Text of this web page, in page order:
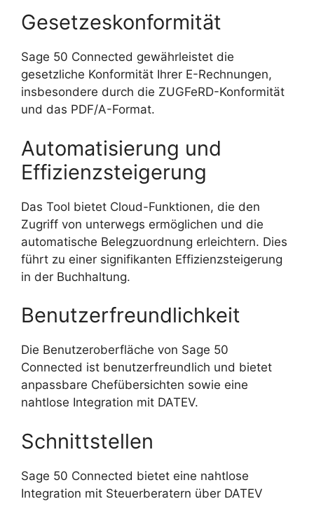
Gesetzeskonformität
Sage 50 Connected gewährleistet die
gesetzliche Konformität Ihrer E-Rechnungen,
insbesondere durch die ZUGFeRD-Konformität
und das PDF/A-Format.
Automatisierung und
Effizienzsteigerung
Das Tool bietet Cloud-Funktionen, die den
Zugriff von unterwegs ermöglichen und die
automatische Belegzuordnung erleichtern. Dies
führt zu einer signifikanten Effizienzsteigerung
in der Buchhaltung.
Benutzerfreundlichkeit
Die Benutzeroberfläche von Sage 50
Connected ist benutzerfreundlich und bietet
anpassbare Chefübersichten sowie eine
nahtlose Integration mit DATEV.
Schnittstellen
Sage 50 Connected bietet eine nahtlose
Integration mit Steuerberatern über DATEV